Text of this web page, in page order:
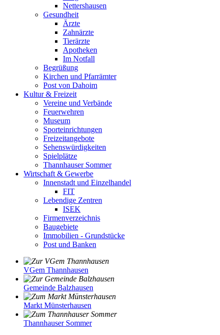
Nettershausen
Gesundheit
Ärzte
Zahnärzte
Tierärzte
Apotheken
Im Notfall
Begrüßung
Kirchen und Pfarrämter
Post von Dahoim
Kultur & Freizeit
Vereine und Verbände
Feuerwehren
Museum
Sporteinrichtungen
Freizeitangebote
Sehenswürdigkeiten
Spielplätze
Thannhauser Sommer
Wirtschaft & Gewerbe
Innenstadt und Einzelhandel
FIT
Lebendige Zentren
ISEK
Firmenverzeichnis
Baugebiete
Immobilien - Grundstücke
Post und Banken
VGem Thannhausen
Gemeinde Balzhausen
Markt Münsterhausen
Thannhauser Sommer